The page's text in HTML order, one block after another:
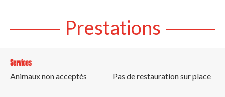
Prestations
Services
Animaux non acceptés
Pas de restauration sur place